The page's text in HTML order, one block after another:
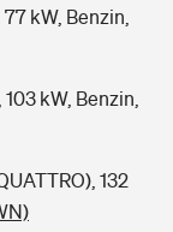
kW, Benzin,
kW, Benzin,
132